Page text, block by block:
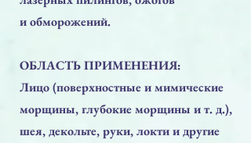
и обморожений.
ОБЛАСТЬ ПРИМЕНЕНИЯ:
Лицо (поверхностные и мимические
морщины, глубокие морщины и т. д.),
шея, декольте, руки, локти и другие